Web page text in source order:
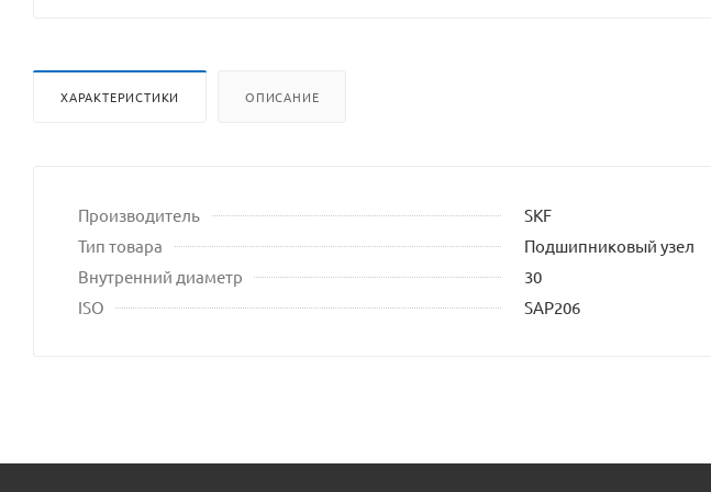
ХАРАКТЕРИСТИКИ ОПИСАНИЕ
Производитель
SKF
Тип товара
Подшипниковый узел
Внутренний диаметр
30
ISO
SAP206